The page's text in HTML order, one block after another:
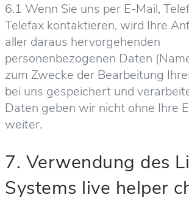
6.1 Wenn Sie uns per E-Mail,
Telefax kontaktieren, wird Ihre
aller daraus hervorgehenden
personenbezogenen Daten
zum Zwecke der Bearbeitung
bei uns gespeichert und
Daten geben wir nicht ohne Ihre
weiter.
7. Verwendung des
Systems live helper